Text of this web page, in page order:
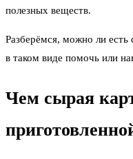
полезных веществ.
Разберёмся, можно ли
в таком виде помочь или
Чем сырая